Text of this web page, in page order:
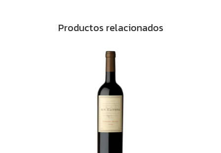
Productos relacionados